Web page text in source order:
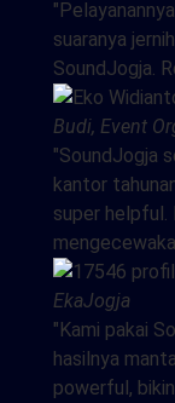
suaranya
SoundJogja.
Budi, Event
"SoundJogja
kantor
super helpful.
EkaJogja
"Kami pakai
hasilnya
powerful,